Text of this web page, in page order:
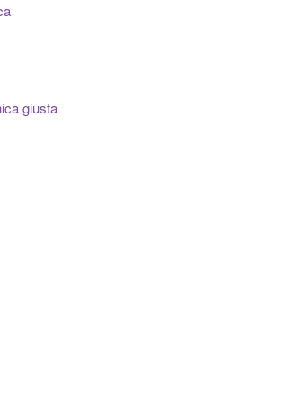
giusta